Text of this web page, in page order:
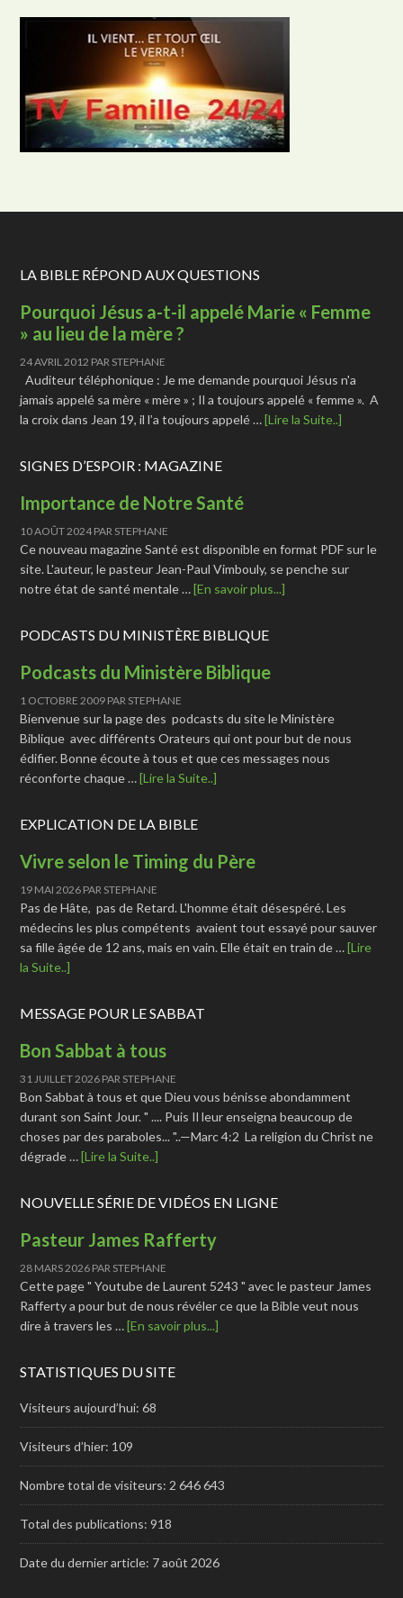
LA BIBLE RÉPOND AUX QUESTIONS
Pourquoi Jésus a-t-il appelé Marie « Femme
» au lieu de la mère ?
24 AVRIL 2012 PAR STEPHANE
Auditeur téléphonique : Je me demande pourquoi Jésus n'a
jamais appelé sa mère « mère » ; Il a toujours appelé « femme ». A
la croix dans Jean 19, il l’a toujours appelé …[Lire la Suite..]
SIGNES D’ESPOIR : MAGAZINE
Importance de Notre Santé
10 AOÛT 2024PAR STEPHANE
Ce nouveau magazine Santé est disponible en format PDF sur le
site. L'auteur, le pasteur Jean-Paul Vimbouly, se penche sur
notre état de santé mentale …[En savoir plus...]
PODCASTS DU MINISTÈRE BIBLIQUE
Podcasts du Ministère Biblique
1 OCTOBRE 2009 PAR STEPHANE
Bienvenue sur la page des podcasts du site le Ministère
Biblique avec différents Orateurs qui ont pour but de nous
édifier. Bonne écoute à tous et que ces messages nous
réconforte chaque …[Lire la Suite..]
EXPLICATION DE LA BIBLE
Vivre selon le Timing du Père
19 MAI 2026 PAR STEPHANE
Pas de Hâte, pas de Retard. L'homme était désespéré. Les
médecins les plus compétents avaient tout essayé pour sauver
sa fille âgée de 12 ans, mais en vain. Elle était en train de …[Lire
la Suite..]
MESSAGE POUR LE SABBAT
Bon Sabbat à tous
31 JUILLET 2026 PAR STEPHANE
Bon Sabbat à tous et que Dieu vous bénisse abondamment
durant son Saint Jour. " .... Puis Il leur enseigna beaucoup de
choses par des paraboles... "..—Marc 4:2 La religion du Christ ne
dégrade …[Lire la Suite..]
NOUVELLE SÉRIE DE VIDÉOS EN LIGNE
Pasteur James Rafferty
28 MARS 2026 PAR STEPHANE
Cette page " Youtube de Laurent 5243 " avec le pasteur James
Rafferty a pour but de nous révéler ce que la Bible veut nous
dire à travers les …[En savoir plus...]
STATISTIQUES DU SITE
Visiteurs aujourd’hui:68
Visiteurs d’hier: 109
Nombre total de visiteurs: 2 646 643
Total des publications:918
Date du dernier article: 7 août 2026